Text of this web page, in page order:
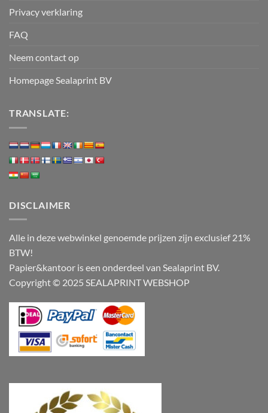
Privacy verklaring
FAQ
Neem contact op
Homepage Sealaprint BV
TRANSLATE:
DISCLAIMER
Alle in deze webwinkel genoemde prijzen zijn exclusief 21%
BTW!
Papier&kantoor is een onderdeel van Sealaprint BV.
Copyright © 2025 SEALAPRINT WEBSHOP